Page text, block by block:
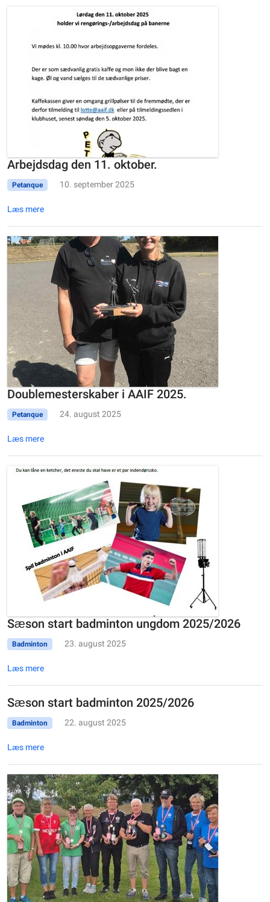
Arbejdsdag den 11. oktober.
Petanque 10. september 2025
Læs mere
Doublemesterskaber i AAIF 2025.
Petanque 24. august 2025
Læs mere
Sæson start badminton ungdom 2025/2026
Badminton 23. august 2025
Læs mere
Sæson start badminton 2025/2026
Badminton 22. august 2025
Læs mere